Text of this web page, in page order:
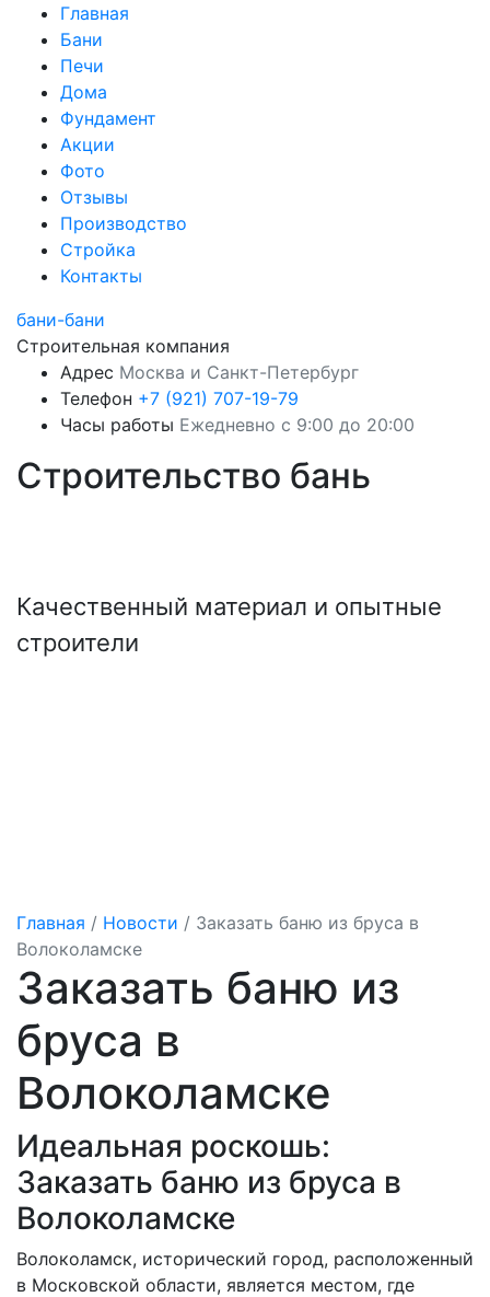
Главная
Бани
Печи
Дома
Фундамент
Акции
Фото
Отзывы
Производство
Стройка
Контакты
бани-бани
Строительная компания
Адрес Москва и Санкт-Петербург
Телефон +7 (921) 707-19-79
Часы работы Ежедневно с 9:00 до 20:00
Строительство бань
Качественный материал и опытные
строители
Главная / Новости / Заказать баню из бруса в
Волоколамске
Заказать баню из
бруса в
Волоколамске
Идеальная роскошь:
Заказать баню из бруса в
Волоколамске
Волоколамск, исторический город, расположенный
в Московской области, является местом, где